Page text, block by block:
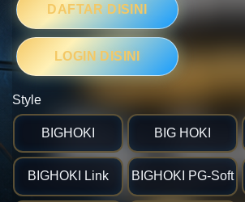
DAFTAR DISINI
LOGIN DISINI
Style
BIGHOKI BIG HOKI
BIGHOKI Link BIGHOKI PG-Soft